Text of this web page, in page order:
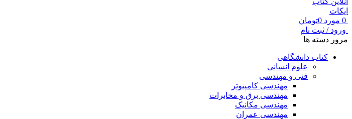
0 مورد 0تومان
ورود / ثبت نام
مرور دسته ها
کتاب دانشگاهی
علوم انسانی
فنی و مهندسی
مهندسی کامپیوتر
مهندسی برق و مخابرات
مهندسی مکانیک
مهندسی عمران